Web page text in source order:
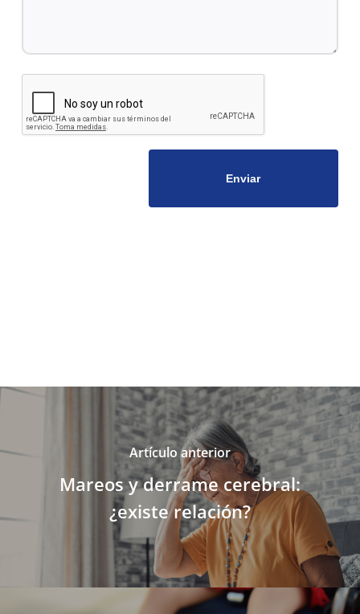
Artículo anterior
Mareos y derrame cerebral:
¿existe relación?